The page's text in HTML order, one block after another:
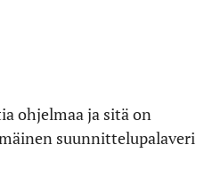
ohjelmaa ja sitä on
suunnittelupalaveri